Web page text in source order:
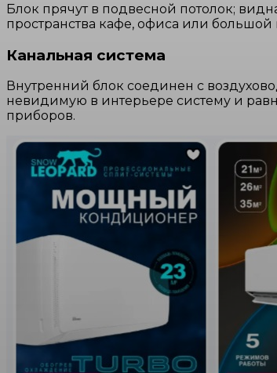
Блок прячут в подвесной потолок;
пространства кафе, офиса или большой
Канальная система
Внутренний блок соединен с
невидимую в интерьере систему и
приборов.